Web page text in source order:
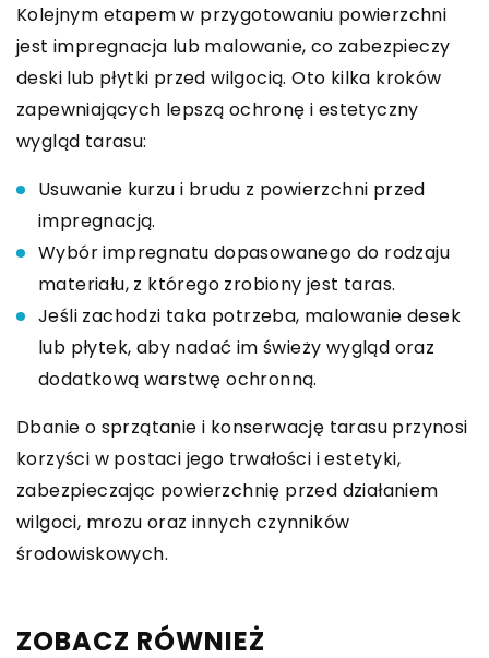
Kolejnym etapem w przygotowaniu powierzchni
jest impregnacja lub malowanie, co zabezpieczy
deski lub płytki przed wilgocią. Oto kilka kroków
zapewniających lepszą ochronę i estetyczny
wygląd tarasu:
Usuwanie kurzu i brudu z powierzchni przed
impregnacją.
Wybór impregnatu dopasowanego do rodzaju
materiału, z którego zrobiony jest taras.
Jeśli zachodzi taka potrzeba, malowanie desek
lub płytek, aby nadać im świeży wygląd oraz
dodatkową warstwę ochronną.
Dbanie o sprzątanie i konserwację tarasu przynosi
korzyści w postaci jego trwałości i estetyki,
zabezpieczając powierzchnię przed działaniem
wilgoci, mrozu oraz innych czynników
środowiskowych.
ZOBACZ RÓWNIEŻ